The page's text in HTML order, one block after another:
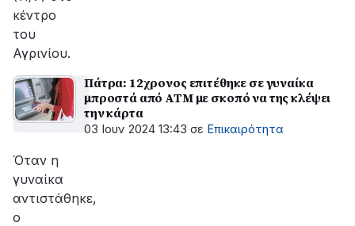
κέντρο
του
Αγρινίου.
Πάτρα: 12χρονος επιτέθηκε σε γυναίκα
μπροστά από ΑΤΜ με σκοπό να της κλέψει
την κάρτα
03 Ιουν 2024 13:43 σε Επικαιρότητα
Όταν η
γυναίκα
αντιστάθηκε,
ο